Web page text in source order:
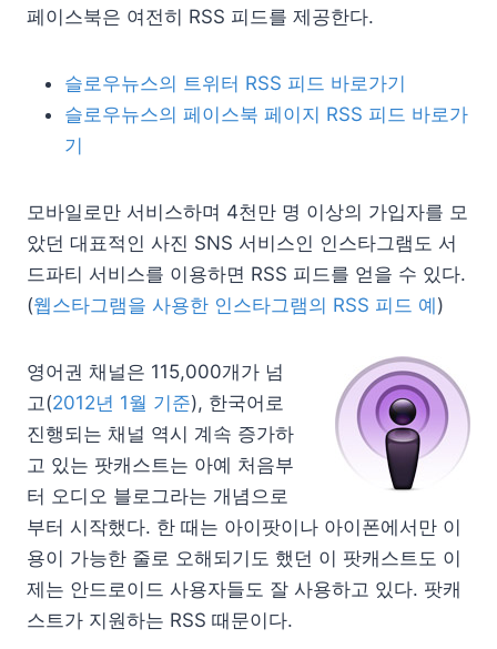
페이스북은 여전히 RSS 피드를 제공한다.
슬로우뉴스의 트위터 RSS 피드 바로가기
슬로우뉴스의 페이스북 페이지 RSS 피드 바로가
기
모바일로만 서비스하며 4천만 명 이상의 가입자를 모
았던 대표적인 사진 SNS 서비스인 인스타그램도 서
드파티 서비스를 이용하면 RSS 피드를 얻을 수 있다.
(웹스타그램을 사용한 인스타그램의 RSS 피드 예 )
영어권 채널은 115,000개가 넘
고(2012년 1월 기준), 한국어로
진행되는 채널 역시 계속 증가하
고 있는 팟캐스트는 아예 처음부
터 오디오 블로그라는 개념으로
부터 시작했다. 한 때는 아이팟이나 아이폰에서만 이
용이 가능한 줄로 오해되기도 했던 이 팟캐스트도 이
제는 안드로이드 사용자들도 잘 사용하고 있다. 팟캐
스트가 지원하는 RSS 때문이다.